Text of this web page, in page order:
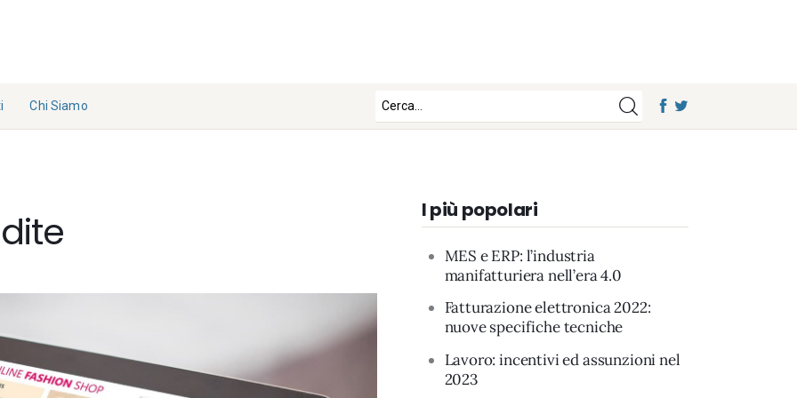
Chi Siamo
Collabo
ra con
Contat
I più popolari
MES e ERP: l’industria
manifatturiera nell’era 4.0
Fatturazione elettronica 2022:
nuove specifiche tecniche
Lavoro: incentivi ed assunzioni nel
2023